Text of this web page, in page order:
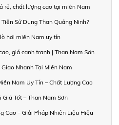
rẻ, chất lượng cao tại miền Nam
Sử Dụng Than Quảng Ninh?
hơi miền Nam uy tín
giá cạnh tranh | Than Nam Sơn
Nhanh Tại Miền Nam
Nam Uy Tín – Chất Lượng Cao
Tốt – Than Nam Sơn
Cao – Giải Pháp Nhiên Liệu Hiệu